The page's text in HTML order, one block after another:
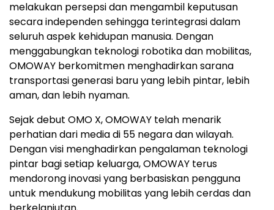
melakukan persepsi dan mengambil keputusan
secara independen sehingga terintegrasi dalam
seluruh aspek kehidupan manusia. Dengan
menggabungkan teknologi robotika dan mobilitas,
OMOWAY berkomitmen menghadirkan sarana
transportasi generasi baru yang lebih pintar, lebih
aman, dan lebih nyaman.
Sejak debut OMO X, OMOWAY telah menarik
perhatian dari media di 55 negara dan wilayah.
Dengan visi menghadirkan pengalaman teknologi
pintar bagi setiap keluarga, OMOWAY terus
mendorong inovasi yang berbasiskan pengguna
untuk mendukung mobilitas yang lebih cerdas dan